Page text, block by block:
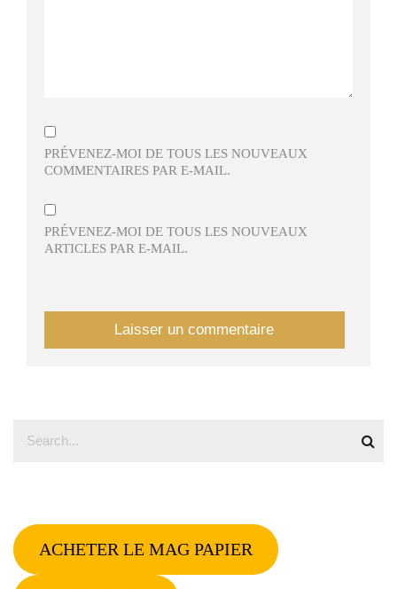
PRÉVENEZ-MOI DE TOUS LES NOUVEAUX
COMMENTAIRES PAR E-MAIL.
PRÉVENEZ-MOI DE TOUS LES NOUVEAUX
ARTICLES PAR E-MAIL.
ACHETER LE MAG PAPIER